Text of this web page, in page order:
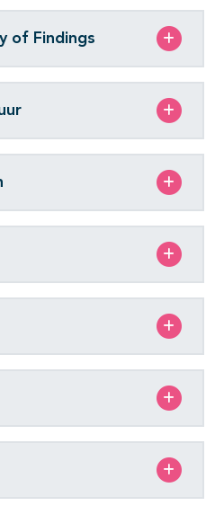
of Findings